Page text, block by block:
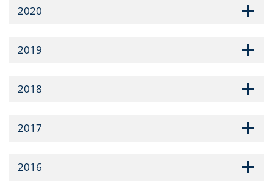
2020
2019
2018
2017
2016